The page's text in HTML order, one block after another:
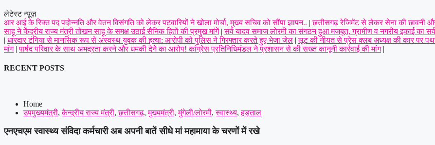
लेटेस्ट न्यूज़
आर आई के रिक्त पद पदोन्नति और वेतन विसंगति को लेकर पटवारियों ने खोला मोर्चा, मुख्य सचिव को सौंपा ज्ञापन.. | छत्तीसगढ़ रेजिमेंट से लेकर सेना की छावनी
साहू ने केंद्रीय राज्य मंत्री तोखन साहू के समक्ष उठाई सैनिक हितों की प्रमुख मांगें | सर्व यादव समाज लोरमी का संगठन हुआ मजबूत, ग्रामीण व नगरीय इकाई का
| धारदार टंगिया से मानसिक रूप से अस्वस्थ युवक की हत्या: आरोपी को पुलिस ने गिरफ्तार करते हुए भेजा जेल | लूट की नीयत से प्रेस क्लब अध्यक्ष की कार पर
मांग | पार्षद परिवार के साथ अभद्रता करने और धमकी देने का आरोप! कांग्रेस प्रतिनिधिमंडल ने प्रशासन से की सख्त कानूनी कार्रवाई की मांग |
RECENT POSTS
Home
उपमुख्यमंत्री,केन्द्रीय राज्य मंत्री,छत्तीसगढ़,मुख्यमंत्री,मुंगेली/लोरमी,स्वास्थ्य,हड़ताल
एनएचएम स्वास्थ्य संविदा कर्मचारी अब अपनी बातें सीधे मां महामाया के चरणों में रखे